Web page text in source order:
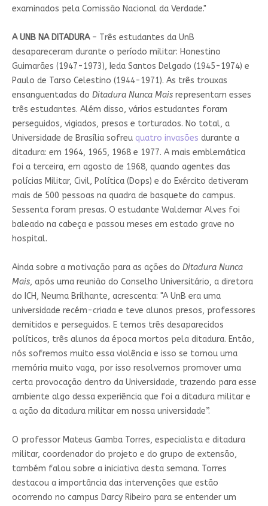
examinados pela Comissão Nacional da Verdade."
A UNB NA DITADURA– Três estudantes da UnB
desapareceram durante o período militar: Honestino
Guimarães (1947-1973), Ieda Santos Delgado (1945-1974) e
Paulo de Tarso Celestino (1944-1971). As três trouxas
ensanguentadas do Ditadura Nunca Maisrepresentam esses
três estudantes. Além disso, vários estudantes foram
perseguidos, vigiados, presos e torturados. No total, a
Universidade de Brasília sofreu quatro invasões durante a
ditadura: em 1964, 1965, 1968 e 1977. A mais emblemática
foi a terceira, em agosto de 1968, quando agentes das
polícias Militar, Civil, Política (Dops) e do Exército detiveram
mais de 500 pessoas na quadra de basquete do campus.
Sessenta foram presas. O estudante Waldemar Alves foi
baleado na cabeça e passou meses em estado grave no
hospital.
Ainda sobre a motivação para as ações do Ditadura Nunca
Mais, após uma reunião do Conselho Universitário, a diretora
do ICH, Neuma Brilhante, acrescenta: "A UnB era uma
universidade recém-criada e teve alunos presos, professores
demitidos e perseguidos. E temos três desaparecidos
políticos, três alunos da época mortos pela ditadura. Então,
nós sofremos muito essa violência e isso se tornou uma
memória muito vaga, por isso resolvemos promover uma
certa provocação dentro da Universidade, trazendo para esse
ambiente algo dessa experiência que foi a ditadura militar e
a ação da ditadura militar em nossa universidade”.
O professor Mateus Gamba Torres, especialista e ditadura
militar, coordenador do projeto e do grupo de extensão,
também falou sobre a iniciativa desta semana. Torres
destacou a importância das intervenções que estão
ocorrendo no campus Darcy Ribeiro para se entender um